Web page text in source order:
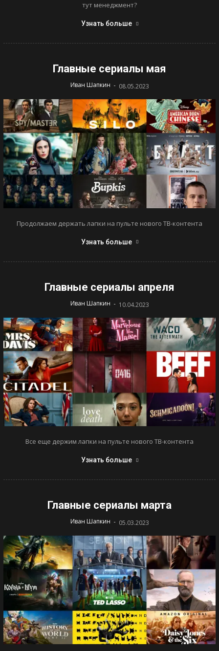
тут менеджмент?
Узнать больше
Главные сериалы мая
Иван Шапкин - 08.05.2023
Продолжаем держать лапки на пульте нового ТВ-контента
Узнать больше
Главные сериалы апреля
Иван Шапкин - 10.04.2023
Все еще держим лапки на пульте нового ТВ-контента
Узнать больше
Главные сериалы марта
Иван Шапкин - 05.03.2023